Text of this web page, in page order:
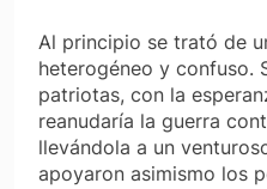
Al principio se trató de
heterogéneo y confuso.
patriotas, con la
reanudaría la guerra
llevándola a un
apoyaron asimismo los